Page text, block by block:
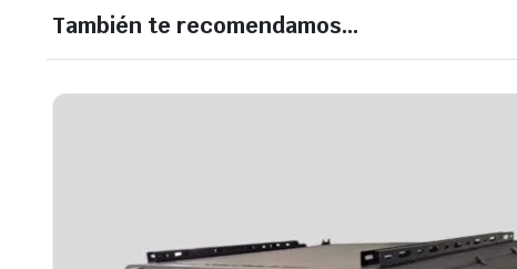
También te recomendamos…